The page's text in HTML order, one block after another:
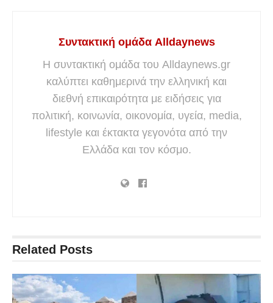
Συντακτική ομάδα Alldaynews
Η συντακτική ομάδα του Alldaynews.gr
καλύπτει καθημερινά την ελληνική και
διεθνή επικαιρότητα με ειδήσεις για
πολιτική, κοινωνία, οικονομία, υγεία, media,
lifestyle και έκτακτα γεγονότα από την
Ελλάδα και τον κόσμο.
Related Posts